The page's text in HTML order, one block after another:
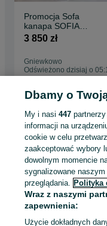
Promocja Sofa
kanapa SOFIA
angielski
3 850 zł
Gniewkowo
Odświeżono dzisiaj o
Strona główna Dom i Ogród
pomorskie
Sofy i kanapy -
KATEGORIA
ID:671226524
Zadzwoń /
Dbamy o
My i nasi447
informacji na
cookie w celu
zaakceptować wybory
dowolnym momencie
sygnalizowane naszym
przeglądania. Polityka
Wraz z naszymi
zapewnienia:
Użycie dokładnych